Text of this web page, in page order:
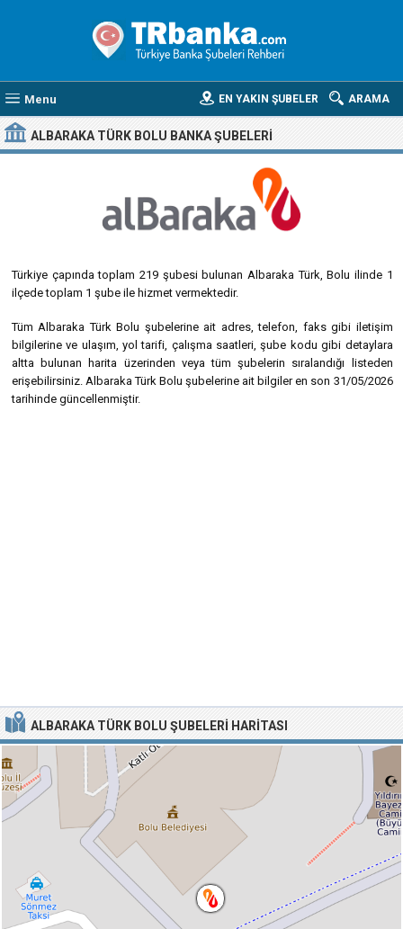
Menu ARAMA
EN YAKIN ŞUBELER
ALBARAKA TÜRK BOLU BANKA ŞUBELERI
Türkiye çapında toplam 219 şubesi bulunan Albaraka Türk, Bolu ilinde 1
ilçede toplam 1 şube ile hizmet vermektedir.
Tüm Albaraka Türk Bolu şubelerine ait adres, telefon, faks gibi iletişim
bilgilerine ve ulaşım, yol tarifi, çalışma saatleri, şube kodu gibi detaylara
altta bulunan harita üzerinden veya tüm şubelerin sıralandığı listeden
erişebilirsiniz. Albaraka Türk Bolu şubelerine ait bilgiler en son 31/05/2026
tarihinde güncellenmiştir.
ALBARAKA TÜRK BOLU ŞUBELERI HARITASI